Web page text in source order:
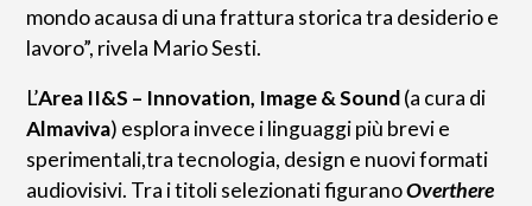
mondo acausa di una frattura storica tra desiderio e
lavoro”, rivela Mario Sesti.
L’Area II&S – Innovation, Image & Sound(a cura di
Almaviva) esplora invece i linguaggi più brevi e
sperimentali,tra tecnologia, design e nuovi formati
audiovisivi. Tra i titoli selezionati figuranoOverthere